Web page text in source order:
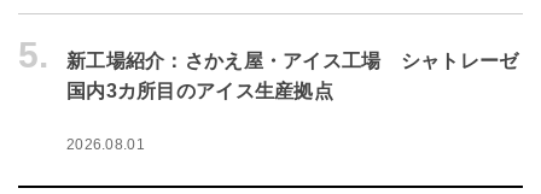
5.
新工場紹介：さかえ屋・アイス工場 シャトレーゼ
国内3カ所目のアイス生産拠点
2026.08.01